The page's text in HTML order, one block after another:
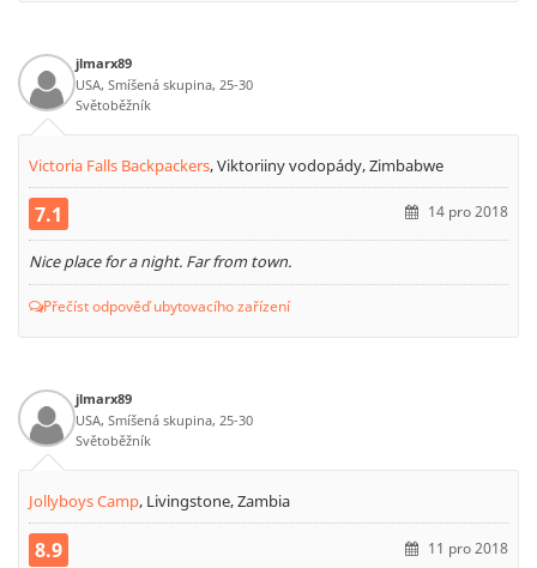
jlmarx89
USA, Smíšená skupina, 25-30
Světoběžník
Victoria Falls Backpackers,Viktoriiny vodopády, Zimbabwe
7.1 14 pro 2018
Nice place for a night. Far from town.
Přečíst odpověď ubytovacího zařízení
jlmarx89
USA, Smíšená skupina, 25-30
Světoběžník
Jollyboys Camp, Livingstone, Zambia
8.9 11 pro 2018